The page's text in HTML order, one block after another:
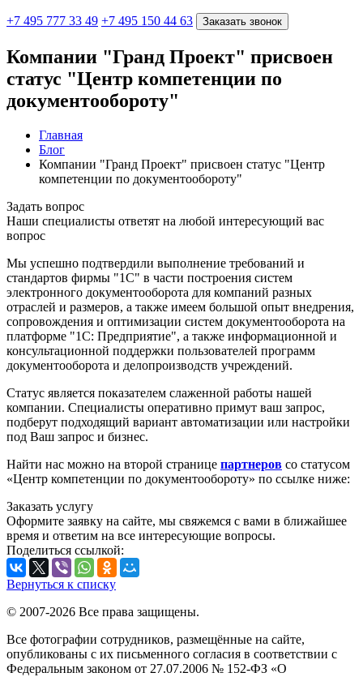
+7 495 777 33 49 +7 495 150 44 63 Заказать звонок
Компании "Гранд Проект" присвоен
статус "Центр компетенции по
документообороту"
Главная
Блог
Компании "Гранд Проект" присвоен статус "Центр
компетенции по документообороту"
Задать вопрос
Наши специалисты ответят на любой интересующий вас
вопрос
Мы успешно подтвердили выполнение требований и
стандартов фирмы "1С" в части построения систем
электронного документооборота для компаний разных
отраслей и размеров, а также имеем большой опыт внедрения,
сопровождения и оптимизации систем документооборота на
платформе "1С: Предприятие", а также информационной и
консультационной поддержки пользователей программ
документооборота и делопроизводств учреждений.
Статус является показателем слаженной работы нашей
компании. Специалисты оперативно примут ваш запрос,
подберут подходящий вариант автоматизации или настройки
под Ваш запрос и бизнес.
Найти нас можно на второй странице партнеров со статусом
«Центр компетенции по документообороту» по ссылке ниже:
Заказать услугу
Оформите заявку на сайте, мы свяжемся с вами в ближайшее
время и ответим на все интересующие вопросы.
Поделиться ссылкой:
Вернуться к списку
© 2007-2026 Все права защищены.
Все фотографии сотрудников, размещённые на сайте,
опубликованы с их письменного согласия в соответствии с
Федеральным законом от 27.07.2006 № 152-ФЗ «О